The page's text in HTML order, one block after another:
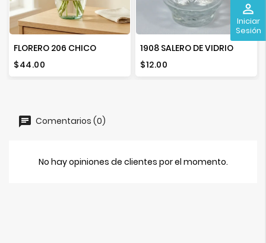
perm_identity
Iniciar
Sesión
FLORERO 206 CHICO
Precio
$44.00
1908 SALERO DE VIDRIO
Precio
$12.00
Comentarios (0)
No hay opiniones de clientes por el momento.